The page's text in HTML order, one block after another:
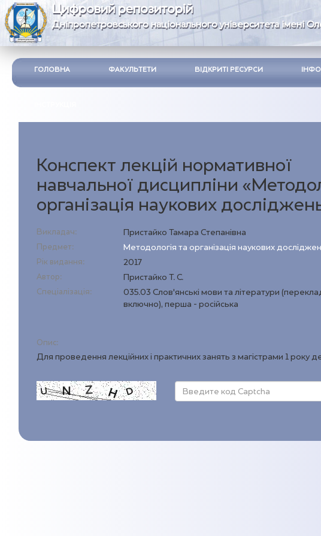
Цифровий репозиторій
Дніпропетровського національного університета імені
ГОЛОВНА ФАКУЛЬТЕТИ ВІДКРИТІ РЕСУРСИ
Конспект лекцій нормативної
навчальної дисципліни
організація наукових
Викладач: Пристайко Тамара Степанівна
Предмет: Методологія та організація наукових
Рік видання: 2017
Автор: Пристайко Т. С.
Спеціалізація:
035.03 Слов'янські мови та літератури
включно), перша - російська
Опис:
Для проведення лекційних і практичних занять з магістрами 1 року